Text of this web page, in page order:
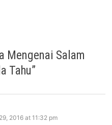
Mengenai Salam
Tahu”
2016 at 11:32 pm